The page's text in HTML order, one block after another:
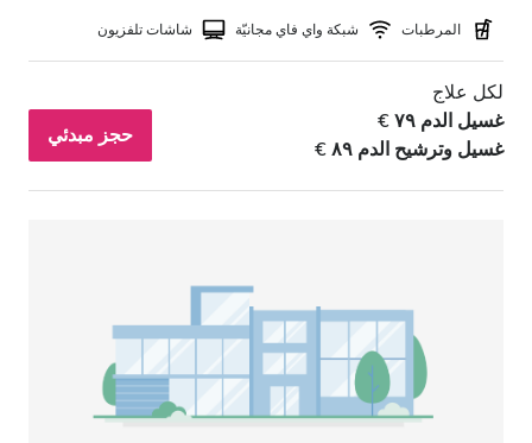
المرطبات شبكة واي فاي مجانيّة شاشات تلفزيون
لكل علاج
غسيل الدم ٧٩ €
غسيل وترشيح الدم ٨٩ €
حجز مبدئي